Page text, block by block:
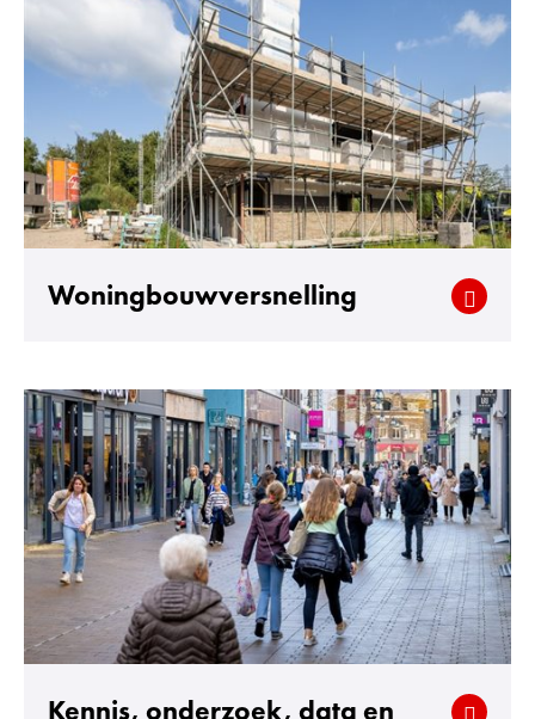
Woningbouwversnelling
Kennis, onderzoek, data en